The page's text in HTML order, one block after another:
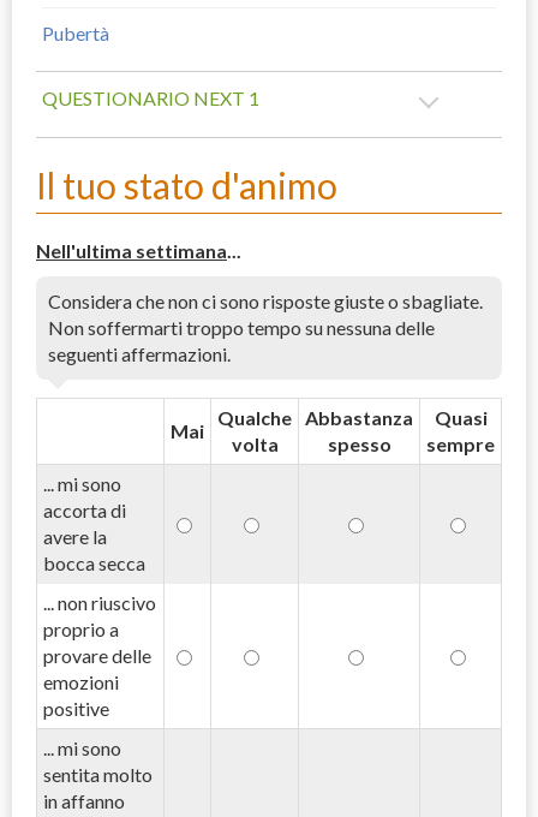
Pubertà
QUESTIONARIO NEXT 1
Il tuo stato d'animo
Nell'ultima settimana
Considera che non ci sono risposte giuste o sbagliate.
Non soffermarti troppo tempo su nessuna delle
seguenti affermazioni.
Mai
Qualche
volta
Abbastanza
spesso
Quasi
sempre
... mi sono
accorta di
avere la
bocca secca
... non riuscivo
proprio a
provare delle
emozioni
positive
... mi sono
sentita molto
in affanno